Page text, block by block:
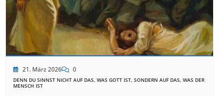
21. März 2026 0
DENN DU SINNST NICHT AUF DAS, WAS GOTT IST, SONDERN AUF DAS, WAS DER
MENSCH IST